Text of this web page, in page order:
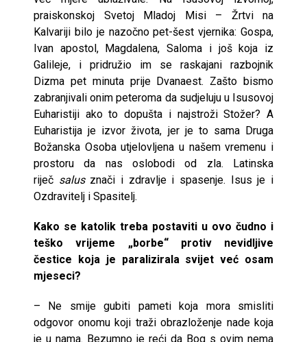
praiskonskoj Svetoj Mladoj Misi – Žrtvi na
Kalvariji bilo je nazočno pet-šest vjernika: Gospa,
Ivan apostol, Magdalena, Saloma i još koja iz
Galileje, i pridružio im se raskajani razbojnik
Dizma pet minuta prije Dvanaest. Zašto bismo
zabranjivali onim peteroma da sudjeluju u Isusovoj
Euharistiji ako to dopušta i najstroži Stožer? A
Euharistija je izvor života, jer je to sama Druga
Božanska Osoba utjelovljena u našem vremenu i
prostoru da nas oslobodi od zla. Latinska
riječ salusznači i zdravlje i spasenje. Isus je i
Ozdravitelj i Spasitelj.
Kako se katolik treba postaviti u ovo čudno i
teško vrijeme „borbe“ protiv nevidljive
čestice koja je paralizirala svijet već osam
mjeseci?
– Ne smije gubiti pameti koja mora smisliti
odgovor onomu koji traži obrazloženje nade koja
je u nama. Bezumno je reći da Bog s ovim nema